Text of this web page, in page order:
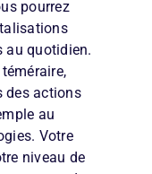
pourrez
au quotidien.
des actions
au
Votre
niveau de